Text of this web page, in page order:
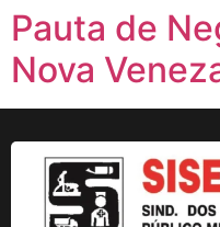
Pauta de
Nova